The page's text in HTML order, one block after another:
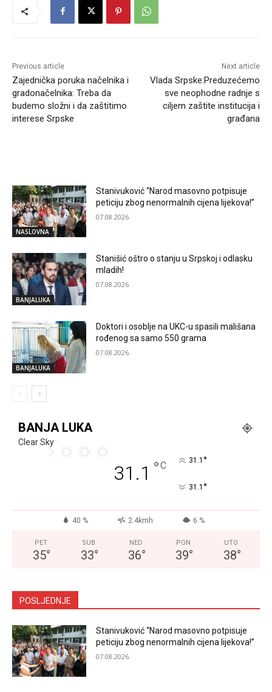
Previous article
Zajednička poruka načelnika i
gradonačelnika: Treba da
budemo složni i da zaštitimo
interese Srpske
Next article
Vlada Srpske:Preduzećemo
sve neophodne radnje s
ciljem zaštite institucija i
građana
NASLOVNA
Stanivuković “Narod masovno potpisuje
peticiju zbog nenormalnih cijena lijekova!”
07.08.2026.
BANJALUKA
Stanišić oštro o stanju u Srpskoj i odlasku
mladih!
07.08.2026.
BANJALUKA
Doktori i osoblje na UKC-u spasili mališana
rođenog sa samo 550 grama
07.08.2026.
BANJA LUKA
Clear Sky
31.1 °C 31.1 °
31.1 °
40 % 2.4kmh 6 %
PET
35°
SUB
33°
NED
36°
PON
39°
UTO
38°
POSLJEDNJE
Stanivuković “Narod masovno potpisuje
peticiju zbog nenormalnih cijena lijekova!”
07.08.2026.